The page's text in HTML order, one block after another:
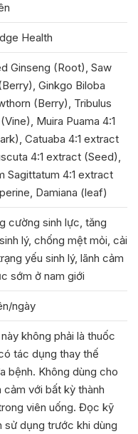
Health
Ginseng (Root), Saw
Ginkgo Biloba
(Berry), Tribulus
Muira Puama 4:1
Catuaba 4:1 extract
4:1 extract (Seed),
Sagittatum 4:1 extract
Damiana (leaf)
cường sinh lực, tăng
lý, chống mệt mỏi, cải
yếu sinh lý, lãnh cảm
sớm ở nam giới
ngày
không phải là thuốc
tác dụng thay thế
bệnh. Không dùng cho
cảm với bất kỳ thành
viên uống. Đọc kỹ
sử dụng trước khi dùng